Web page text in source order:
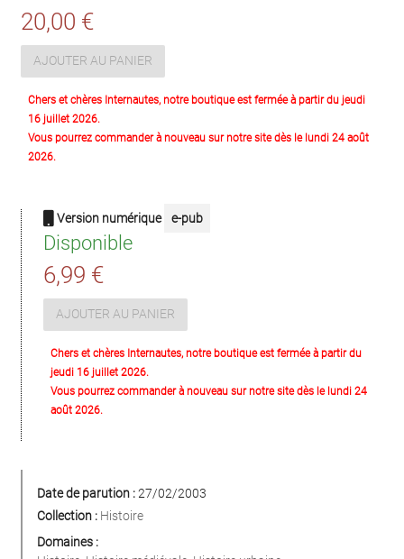
20,00 €
AJOUTER AU PANIER
Chers et chères Internautes, notre boutique est fermée à partir du jeudi
16 juillet 2026.
Vous pourrez commander à nouveau sur notre site dès le lundi 24 août
2026.
Version numérique e-pub
Disponible
6,99 €
AJOUTER AU PANIER
Chers et chères Internautes, notre boutique est fermée à partir du
jeudi 16 juillet 2026.
Vous pourrez commander à nouveau sur notre site dès le lundi 24
août 2026.
Date de parution :27/02/2003
Collection : Histoire
Domaines :